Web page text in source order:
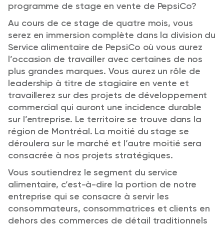
programme de stage en vente de PepsiCo?
Au cours de ce stage de quatre mois, vous
serez en immersion complète dans la division du
Service alimentaire de PepsiCo où vous aurez
l’occasion de travailler avec certaines de nos
plus grandes marques. Vous aurez un rôle de
leadership à titre de stagiaire en vente et
travaillerez sur des projets de développement
commercial qui auront une incidence durable
sur l’entreprise. Le territoire se trouve dans la
région de Montréal. La moitié du stage se
déroulera sur le marché et l’autre moitié sera
consacrée à nos projets stratégiques.
Vous soutiendrez le segment du service
alimentaire, c’est-à-dire la portion de notre
entreprise qui se consacre à servir les
consommateurs, consommatrices et clients en
dehors des commerces de détail traditionnels